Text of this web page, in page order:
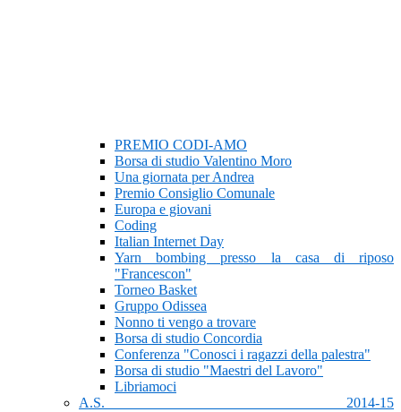
PREMIO CODI-AMO
Borsa di studio Valentino Moro
Una giornata per Andrea
Premio Consiglio Comunale
Europa e giovani
Coding
Italian Internet Day
Yarn bombing presso la casa di riposo
"Francescon"
Torneo Basket
Gruppo Odissea
Nonno ti vengo a trovare
Borsa di studio Concordia
Conferenza "Conosci i ragazzi della palestra"
Borsa di studio "Maestri del Lavoro"
Libriamoci
A.S. 2014-15